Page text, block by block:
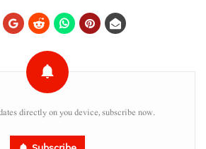
directly on you device, subscribe now.